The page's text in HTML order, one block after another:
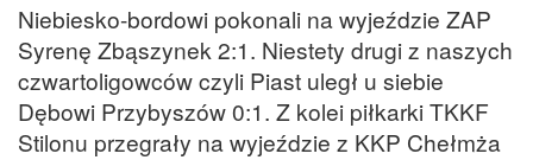
Niebiesko-bordowi pokonali na wyjeździe ZAP
Syrenę Zbąszynek 2:1. Niestety drugi z naszych
czwartoligowców czyli Piast uległ u siebie
Dębowi Przybyszów 0:1. Z kolei piłkarki TKKF
Stilonu przegrały na wyjeździe z KKP Chełmża